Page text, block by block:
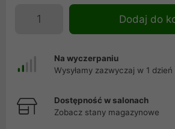
Dodaj do
Na wyczerpaniu
Wysyłamy zazwyczaj w 1 dzień
Dostępność w salonach
Zobacz stany magazynowe